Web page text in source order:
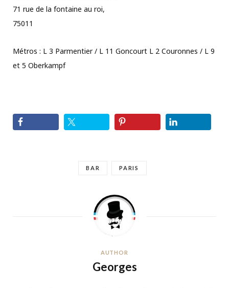
71 rue de la fontaine au roi,
75011
Métros : L 3 Parmentier / L 11 Goncourt L 2 Couronnes / L 9
et 5 Oberkampf
BAR PARIS
AUTHOR
Georges